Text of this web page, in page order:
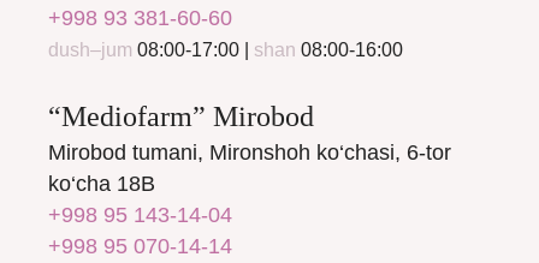
+998 93 381-60-60
dush–jum 08:00-17:00 | shan 08:00-16:00
“Mediofarm” Mirobod
Mirobod tumani, Mironshoh ko‘chasi, 6-tor
ko‘cha 18B
+998 95 143-14-04
+998 95 070-14-14